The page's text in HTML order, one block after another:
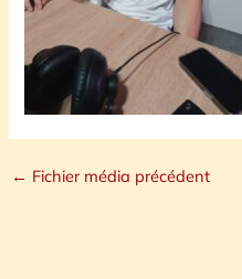
← Fichier média précédent